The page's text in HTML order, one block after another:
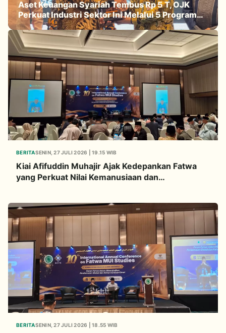
Aset Keuangan Syariah Tembus Rp 5 T, OJK
Perkuat Industri Sektor Ini Melalui 5 Program
Prioritas
BERITASENIN, 27 JULI 2026 | 19.15 WIB
Kiai Afifuddin Muhajir Ajak Kedepankan Fatwa
yang Perkuat Nilai Kemanusiaan dan
BERITASENIN, 27 JULI 2026 | 18.55 WIB